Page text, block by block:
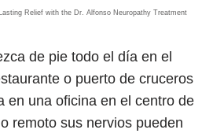
Relief with the Dr. Alfonso Neuropathy Treatment
de pie todo el día en el
o puerto de cruceros
en una oficina en el centro de
remoto sus nervios pueden